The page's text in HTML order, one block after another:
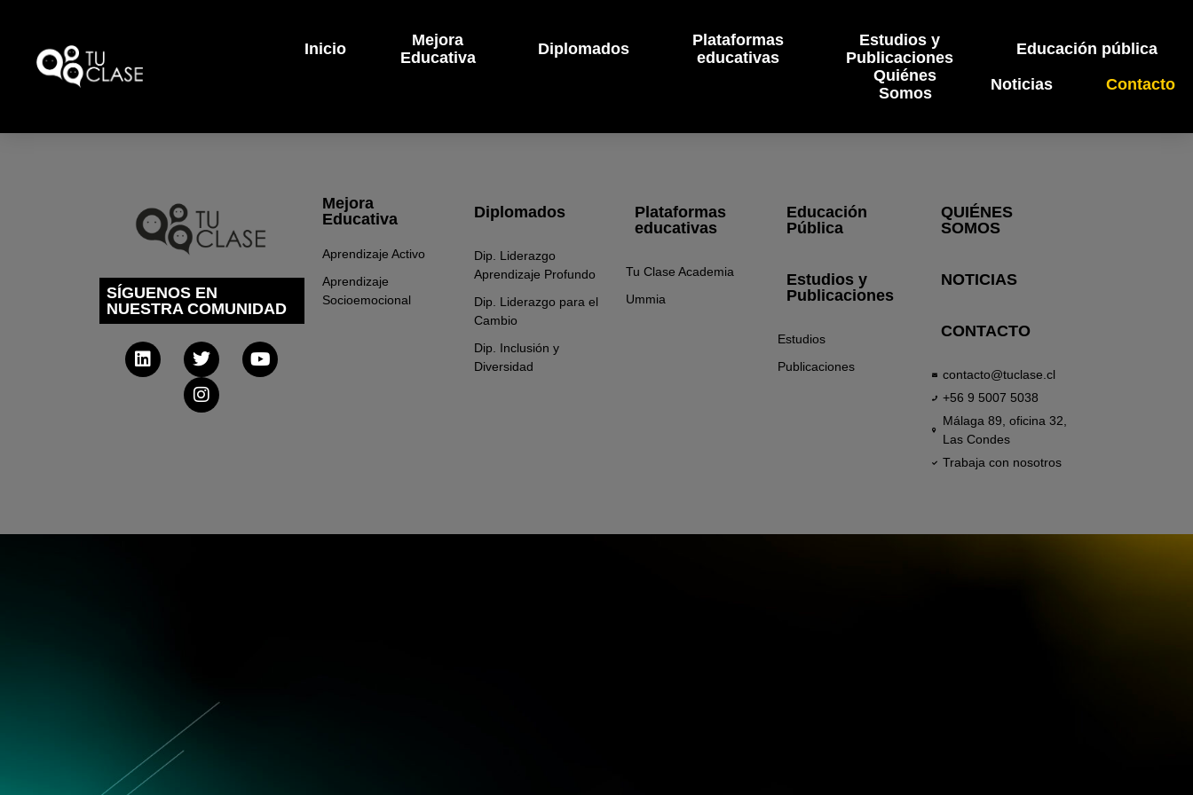
Inicio
Mejora
Educativa
Diplomados
Plataformas
educativas
Estudios y
Publicaciones
Educación pública
Quiénes
Somos
Noticias Contacto
SÍGUENOS EN
NUESTRA COMUNIDAD
Mejora
Educativa
Aprendizaje Activo
Aprendizaje
Socioemocional
Diplomados
Dip. Liderazgo
Aprendizaje Profundo
Dip. Liderazgo para el
Cambio
Dip. Inclusión y
Diversidad
Plataformas
educativas
Tu Clase Academia
Ummia
Educación
Pública
Estudios y
Publicaciones
Estudios
Publicaciones
QUIÉNES
SOMOS
NOTICIAS
CONTACTO
contacto@tuclase.cl
+56 9 5007 5038
Málaga 89, oficina 32,
Las Condes
Trabaja con nosotros